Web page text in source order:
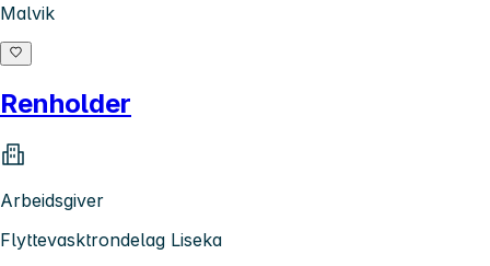
Malvik
Renholder
Arbeidsgiver
Flyttevasktrondelag Liseka